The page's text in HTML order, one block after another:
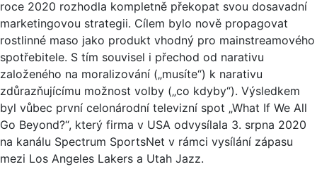
roce 2020 rozhodla kompletně překopat svou dosavadní
marketingovou strategii. Cílem bylo nově propagovat
rostlinné maso jako produkt vhodný pro mainstreamového
spotřebitele. S tím souvisel i přechod od narativu
založeného na moralizování („musíte“) k narativu
zdůrazňujícímu možnost volby („co kdyby“). Výsledkem
byl vůbec první celonárodní televizní spot „What If We All
Go Beyond?“, který firma v USA odvysílala 3. srpna 2020
na kanálu Spectrum SportsNet v rámci vysílání zápasu
mezi Los Angeles Lakers a Utah Jazz.